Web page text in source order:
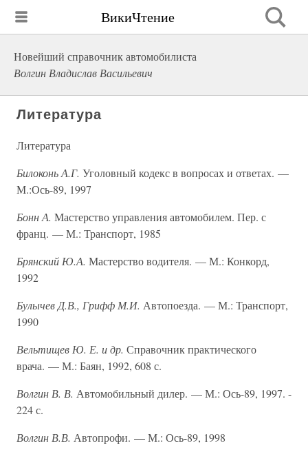
ВикиЧтение
Новейший справочник автомобилиста
Волгин Владислав Васильевич
Литература
Литература
Билоконь А.Г. Уголовный кодекс в вопросах и ответах. —
М.:Ось-89, 1997
Бонн А. Мастерство управления автомобилем. Пер. с
франц. — М.: Транспорт, 1985
Брянский Ю.А. Мастерство водителя. — М.: Конкорд,
1992
Булычев Д.В., Грифф М.И. Автопоезда. — М.: Транспорт,
1990
Вельтищев Ю. Е. и др. Справочник практического
врача. — М.: Баян, 1992, 608 с.
Волгин В. В. Автомобильный дилер. — М.: Ось-89, 1997. -
224 с.
Волгин В.В. Автопрофи. — М.: Ось-89, 1998